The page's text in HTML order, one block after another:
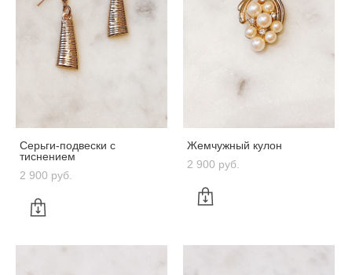
Серьги-подвески с
тиснением
2 900 pуб.
Жемчужный кулон
2 900 pуб.